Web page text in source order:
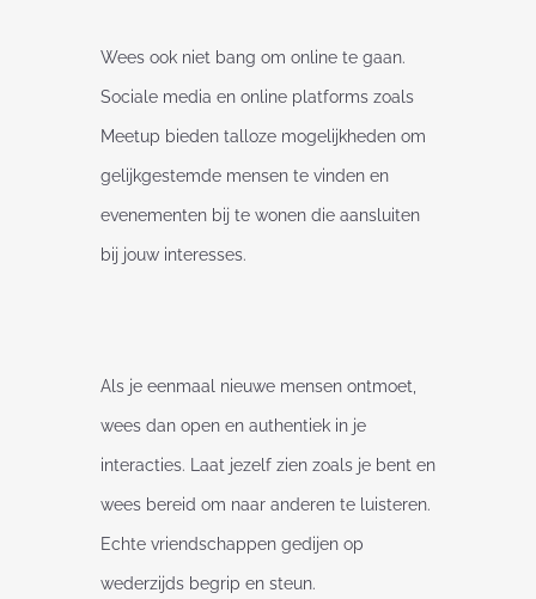
Wees ook niet bang om online te gaan.
Sociale media en online platforms zoals
Meetup bieden talloze mogelijkheden om
gelijkgestemde mensen te vinden en
evenementen bij te wonen die aansluiten
bij jouw interesses.
Als je eenmaal nieuwe mensen ontmoet,
wees dan open en authentiek in je
interacties. Laat jezelf zien zoals je bent en
wees bereid om naar anderen te luisteren.
Echte vriendschappen gedijen op
wederzijds begrip en steun.